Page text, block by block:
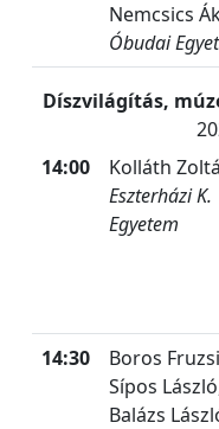
Nemcsics
Óbudai
Díszvilágítás,
14:00
Kolláth
Eszterházi K.
Egyetem
14:30
Boros
Sípos
Balázs